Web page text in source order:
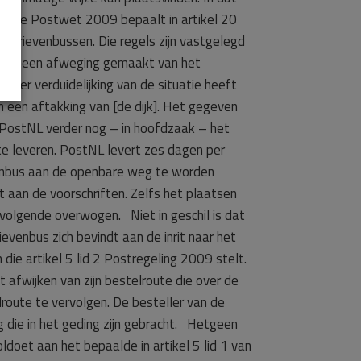
De Postwet 2009 bepaalt in artikel 20
Die regels zijn vastgelegd
een afweging gemaakt van het
Ter verduidelijking van de situatie heeft
aftakking van [de dijk]. Het gegeven
verder nog – in hoofdzaak – het
leveren. PostNL levert zes dagen per
aan de openbare weg te worden
aan de voorschriften. Zelfs het plaatsen
overwogen. Niet in geschil is dat
zich bevindt aan de inrit naar het
die artikel 5 lid 2 Postregeling 2009 stelt.
van zijn bestelroute die over de
te vervolgen. De besteller van de
die in het geding zijn gebracht. Hetgeen
aan het bepaalde in artikel 5 lid 1 van